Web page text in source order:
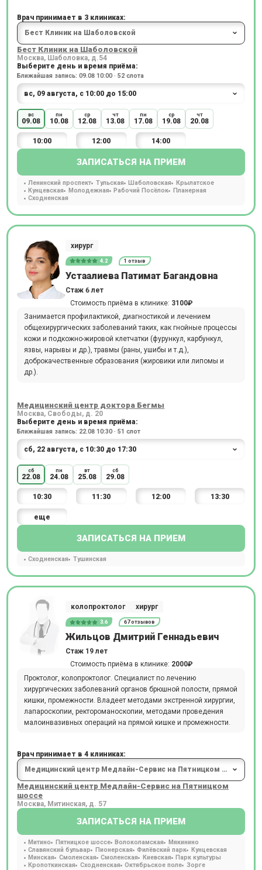
Врач принимает в 3 клиниках:
Бест Клиник на Шаболовской
Москва, Шаболовка, д.54
Выберите день и время приёма:
Ближайшая запись: 09.08 10:00 · 52 слота
вс
09.08
пн
10.08
ср
12.08
чт
13.08
пн
17.08
ср
19.08
чт
20.08
10:00 12:00 14:00
ЗАПИСАТЬСЯ НА ПРИЕМ
Ленинский проспект Тульская Шаболовская
Крылатское
Кунцевская
Молодежная Рабочий Посёлок
Планерная
Сходненская
хирург
4.2 1 отзыв
Устаалиева Патимат Багандовна
Стаж 6 лет
Стоимость приёма в клинике: 3100₽
Занимается профилактикой, диагностикой и лечением
общехирургических заболеваний таких, как гнойные процессы
кожи и подкожно-жировой клетчатки (фурункул, карбункул,
язвы, нарывы и др.), травмы (раны, ушибы и т.д.),
доброкачественные образования (жировики или липомы и
др.).
Медицинский центр доктора Бегмы
Москва, Свободы, д. 20
Выберите день и время приёма:
Ближайшая запись: 22.08 10:30 · 51 слот
сб
22.08
пн
24.08
вт
25.08
сб
29.08
10:30 11:30 12:00 13:30
еще
ЗАПИСАТЬСЯ НА ПРИЕМ
Сходненская Тушинская
колопроктолог хирург
3.6 67 отзывов
Жильцов Дмитрий Геннадьевич
Стаж 19 лет
Стоимость приёма в клинике: 2000₽
Проктолог, колопроктолог. Специалист по лечению
хирургических заболеваний органов брюшной полости, прямой
кишки, промежности. Владеет методами экстренной хирургии,
лапароскопии, ректороманоскопии, методами проведения
малоинвазивных операций на прямой кишке и промежности.
Врач принимает в 4 клиниках:
Медицинский центр Медлайн-Сервис на Пятницком
шоссе
Москва, Митинская, д. 57
ЗАПИСАТЬСЯ НА ПРИЕМ
Митино Пятницкое шоссе Волоколамская
Мякинино
Славянский бульвар
Пионерская Филёвский парк
Кунцевская
Минская
Смоленская Смоленская Киевская
Парк культуры
Кропоткинская
Сходненская Октябрьское поле
Зорге